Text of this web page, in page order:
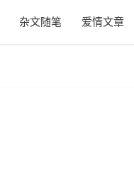
杂文随笔 爱情文章